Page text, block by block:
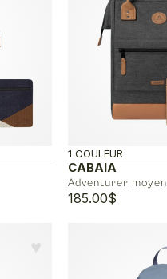
CABAIA
Adventurer moyen
1 COULEUR
185.00$
♥︎